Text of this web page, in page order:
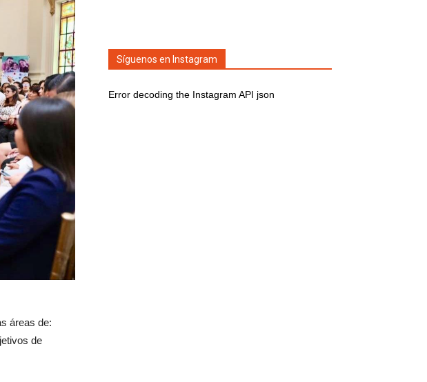
áreas de:
de
Síguenos en Instagram
Error decoding the Instagram API json